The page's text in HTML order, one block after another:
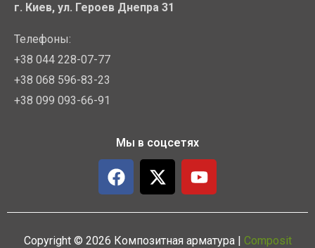
г. Киев, ул. Героев Днепра 31
Телефоны:
+38 044 228-07-77
+38 068 596-83-23
+38 099 093-66-91
Мы в соцсетях
F
a
c
e
b
X
-
t
w
i
Y
o
u
t
u
Copyright © 2026 Композитная арматура | Composit